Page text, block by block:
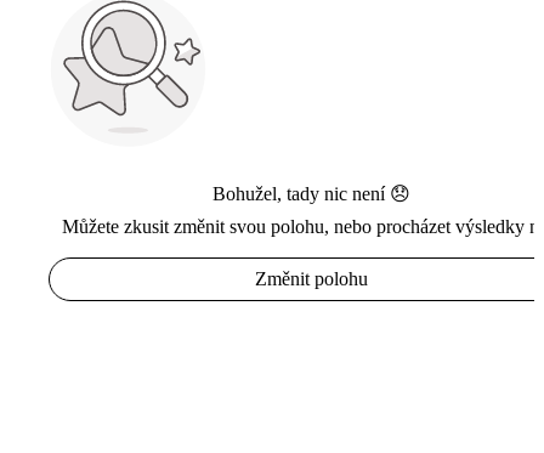
Bohužel, tady nic není 😞
Můžete zkusit změnit svou polohu, nebo procházet výsledky
Změnit polohu